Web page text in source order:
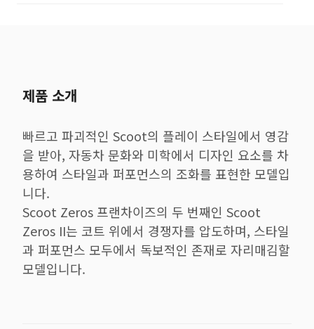
제품 소개
빠르고 파괴적인 Scoot의 플레이 스타일에서 영감
을 받아, 자동차 문화와 미학에서 디자인 요소를 차
용하여 스타일과 퍼포먼스의 조화를 표현한 모델입
니다.
Scoot Zeros 프랜차이즈의 두 번째인 Scoot
Zeros II는 코트 위에서 경쟁자를 압도하며, 스타일
과 퍼포먼스 모두에서 독보적인 존재로 자리매김할
모델입니다.